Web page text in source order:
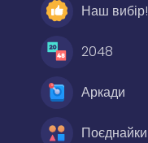
Наш вибір!
2048
Аркади
Поєднайки